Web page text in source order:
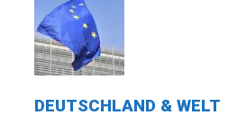
DEUTSCHLAND & WELT